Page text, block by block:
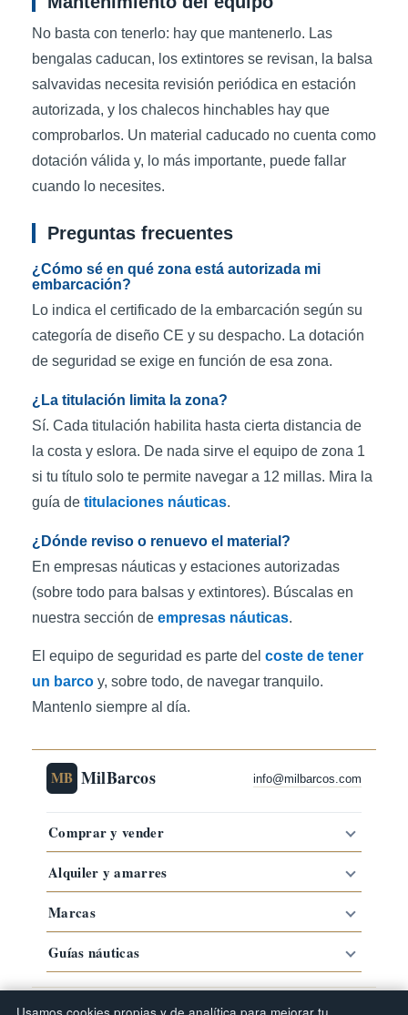
No basta con tenerlo: hay que mantenerlo. Las
bengalas caducan, los extintores se revisan, la balsa
salvavidas necesita revisión periódica en estación
autorizada, y los chalecos hinchables hay que
comprobarlos. Un material caducado no cuenta como
dotación válida y, lo más importante, puede fallar
cuando lo necesites.
Preguntas frecuentes
¿Cómo sé en qué zona está autorizada mi
embarcación?
Lo indica el certificado de la embarcación según su
categoría de diseño CE y su despacho. La dotación
de seguridad se exige en función de esa zona.
¿La titulación limita la zona?
Sí. Cada titulación habilita hasta cierta distancia de
la costa y eslora. De nada sirve el equipo de zona 1
si tu título solo te permite navegar a 12 millas. Mira la
guía de titulaciones náuticas.
¿Dónde reviso o renuevo el material?
En empresas náuticas y estaciones autorizadas
(sobre todo para balsas y extintores). Búscalas en
nuestra sección de empresas náuticas.
El equipo de seguridad es parte del coste de tener
un barco y, sobre todo, de navegar tranquilo.
Mantenlo siempre al día.
MB MilBarcos info@milbarcos.com
Comprar y vender
Alquiler y amarres
Marcas
Guías náuticas